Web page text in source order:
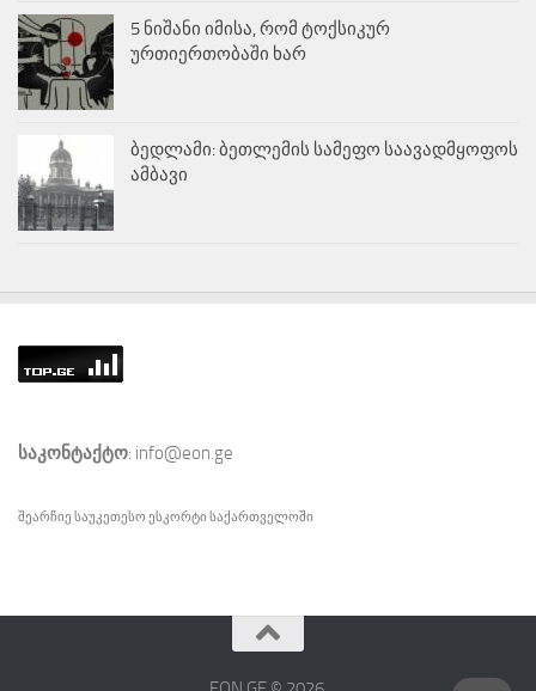
5 ნიშანი იმისა, რომ ტოქსიკურ
ურთიერთობაში ხარ
ბედლამი: ბეთლემის სამეფო საავადმყოფოს
ამბავი
საკონტაქტო: info@eon.ge
შეარჩიე საუკეთესო ესკორტი საქართველოში